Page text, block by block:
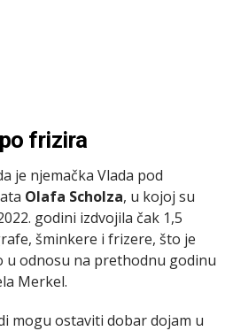
frizira
je njemačka Vlada pod
Olafa Scholza, u kojoj su
godini izdvojila čak 1,5
šminkere i frizere, što je
u odnosu na prethodnu godinu
Merkel.
mogu ostaviti dobar dojam u